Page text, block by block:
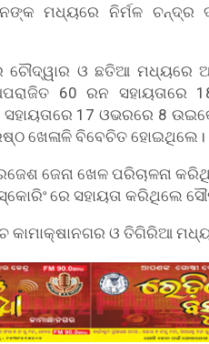
ମଧ୍ୟରେ ନିର୍ମଳ ଚନ୍ଦ୍ର
ଚୌଦ୍ୱାର ଓ ଛତିଆ ମଧ୍ୟରେ
60 ରନ ସହାୟତାରେ
ସହାୟତାରେ 17 ଓଭରରେ 8
ଖେଳାଳି ବିବେଚିତ ହୋଇଥିଲେ।
ଜେନା ଖେଳ ପରିଚାଳନା
ରେ ସହାୟତା କରିଥିଲେ
କାମାକ୍ଷାନଗର ଓ ତିଗିରିଆ